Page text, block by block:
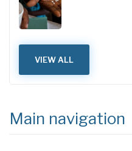
VIEW ALL
Main navigation